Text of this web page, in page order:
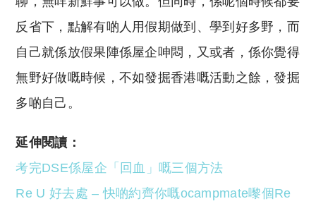
反省下，點解有啲人用假期做到、學到好多野，而
自己就係放假果陣係屋企呻悶，又或者，係你覺得
無野好做嘅時候，不如發掘香港嘅活動之餘，發掘
多啲自己。
延伸閱讀：
考完DSE係屋企「回血」嘅三個方法
Re U 好去處 – 快啲約齊你嘅ocampmate嚟個Re